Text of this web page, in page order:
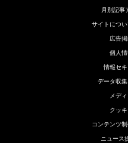
月別記事
サイトにつ
広告
個人
情報セ
データ収
メデ
クッ
コンテンツ
ニュース